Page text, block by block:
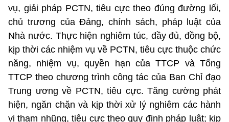
vụ, giải pháp PCTN, tiêu cực theo đúng đường lối,
chủ trương của Đảng, chính sách, pháp luật của
Nhà nước. Thực hiện nghiêm túc, đầy đủ, đồng bộ,
kịp thời các nhiệm vụ về PCTN, tiêu cực thuộc chức
năng, nhiệm vụ, quyền hạn của TTCP và Tổng
TTCP theo chương trình công tác của Ban Chỉ đạo
Trung ương về PCTN, tiêu cực. Tăng cường phát
hiện, ngăn chặn và kịp thời xử lý nghiêm các hành
vi tham nhũng, tiêu cực theo quy định pháp luật; kịp